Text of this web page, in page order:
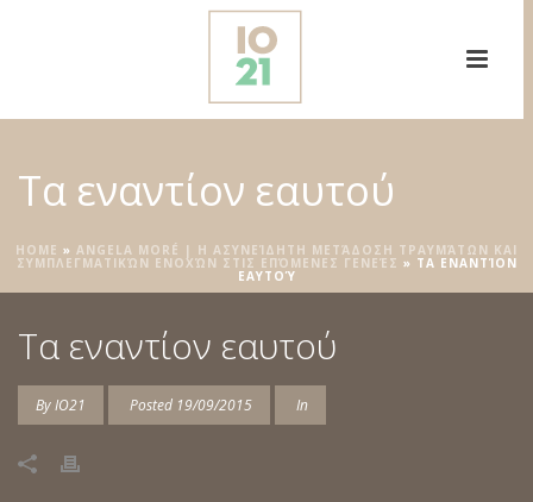
Τα εναντίον εαυτού
HOME » ANGELA MORÉ | Η ΑΣΥΝΕΊΔΗΤΗ ΜΕΤΆΔΟΣΗ ΤΡΑΥΜΆΤΩΝ ΚΑΙ
ΣΥΜΠΛΕΓΜΑΤΙΚΏΝ ΕΝΟΧΏΝ ΣΤΙΣ ΕΠΌΜΕΝΕΣ ΓΕΝΕΈΣ » ΤΑ ΕΝΑΝΤΊΟΝ
ΕΑΥΤΟΎ
Τα εναντίον εαυτού
ByIO21 Posted 19/09/2015 In